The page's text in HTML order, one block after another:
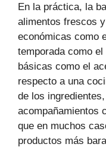
En la práctica, la
alimentos frescos
económicas como
temporada como
básicas como el
respecto a una
de los
acompañamientos
que en muchos
productos más